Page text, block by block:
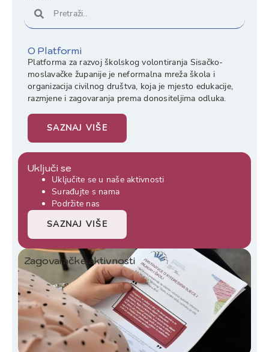
O Platformi
Platforma za razvoj školskog volontiranja Sisačko-
moslavačke županije je neformalna mreža škola i
organizacija civilnog društva, koja je mjesto edukacije,
razmjene i zagovaranja prema donositeljima odluka.
SAZNAJ VIŠE
Uključi se
Uključite se u naše aktivnosti
Surađujte s nama
Podržite nas
SAZNAJ VIŠE
Zagovaračke aktivnosti